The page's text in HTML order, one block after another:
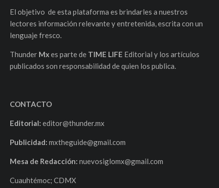
El objetivo de esta plataforma es brindarles a nuestros
lectores información relevante y entretenida, escrita con un
lenguaje fresco.
Thunder Mxes parte de TIME LIFE Editorial y los artículos
publicados son responsabilidad de quien los publica.
CONTACTO
Editorial: editor@thunder.mx
Publicidad: mxtheguide@gmail.com
Mesa de Redacción: nuevosiglomx@gmail.com
Cuauhtémoc; CDMX